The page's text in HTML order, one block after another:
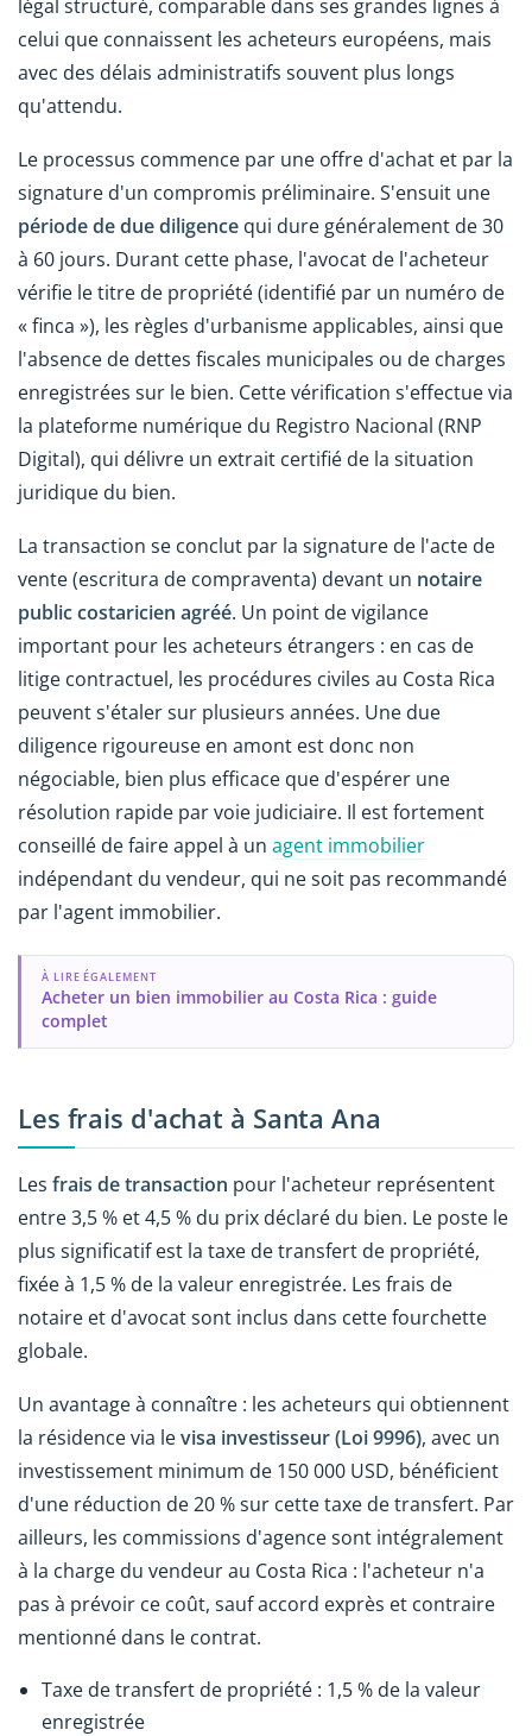
légal structuré, comparable dans ses grandes lignes à
celui que connaissent les acheteurs européens, mais
avec des délais administratifs souvent plus longs
qu'attendu.
Le processus commence par une offre d'achat et par la
signature d'un compromis préliminaire. S'ensuit une
période de due diligence qui dure généralement de 30
à 60 jours. Durant cette phase, l'avocat de l'acheteur
vérifie le titre de propriété (identifié par un numéro de
« finca »), les règles d'urbanisme applicables, ainsi que
l'absence de dettes fiscales municipales ou de charges
enregistrées sur le bien. Cette vérification s'effectue via
la plateforme numérique du Registro Nacional (RNP
Digital), qui délivre un extrait certifié de la situation
juridique du bien.
La transaction se conclut par la signature de l'acte de
vente (escritura de compraventa) devant un notaire
public costaricien agréé. Un point de vigilance
important pour les acheteurs étrangers : en cas de
litige contractuel, les procédures civiles au Costa Rica
peuvent s'étaler sur plusieurs années. Une due
diligence rigoureuse en amont est donc non
négociable, bien plus efficace que d'espérer une
résolution rapide par voie judiciaire. Il est fortement
conseillé de faire appel à un agent immobilier
indépendant du vendeur, qui ne soit pas recommandé
par l'agent immobilier.
À LIRE ÉGALEMENT
Acheter un bien immobilier au Costa Rica : guide
complet
Les frais d'achat à Santa Ana
Les frais de transaction pour l'acheteur représentent
entre 3,5 % et 4,5 % du prix déclaré du bien. Le poste le
plus significatif est la taxe de transfert de propriété,
fixée à 1,5 % de la valeur enregistrée. Les frais de
notaire et d'avocat sont inclus dans cette fourchette
globale.
Un avantage à connaître : les acheteurs qui obtiennent
la résidence via levisa investisseur (Loi 9996), avec un
investissement minimum de 150 000 USD, bénéficient
d'une réduction de 20 % sur cette taxe de transfert. Par
ailleurs, les commissions d'agence sont intégralement
à la charge du vendeur au Costa Rica : l'acheteur n'a
pas à prévoir ce coût, sauf accord exprès et contraire
mentionné dans le contrat.
Taxe de transfert de propriété : 1,5 % de la valeur
enregistrée